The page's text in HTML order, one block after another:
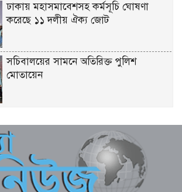
ঢাকায় মহাসমাবেশসহ কর্মসূচি ঘোষণা
করেছে ১১ দলীয় ঐক্য জোট
সচিবালয়ের সামনে অতিরিক্ত পুলিশ
মোতায়েন
বোরকাপরা নারীর ইশারায় থামে বাস, ২০
মিনিটে ৫৭ লাখ টাকা লুট